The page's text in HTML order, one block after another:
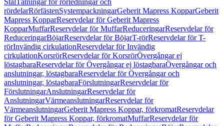
StålTätningar för rörledningar och
rördelarRörfästenSystempackningarGeberit Mapress KopparGeberit
Mapress KopparReservdelar för Geberit Mapress
KopparMuffarReservdelar för MuffarReduceringarReservdelar för
ReduceringarBöjarReservdelar för BöjarT-rörReservdelar för T-
rörInvändig cirkulationReservdelar för Invändig
cirkulationKorsrörReservdelar för KorsrörÖvergångar ej
löstagbaraReservdelar för Övergångar ej löstagbaraÖvergångar och
anslutningar, löstagbaraReservdelar för Övergångar och
anslutningar, löstagbaraFörslutningarReservdelar för
FörslutningarAnslutningarReservdelar för
AnslutningarVärmeanslutningarReservdelar för
VärmeanslutningarGeberit Mapress Koppar, förkromatReservdelar
för Geberit Mapress Koppar, förkromatMuffarReservdelar för